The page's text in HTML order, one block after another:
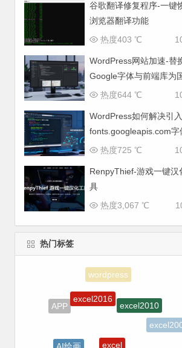
谷歌翻译修复程序-一键
浏览器翻译功能
热度403 ℃
WordPress网站加速-替
Google字体与前端库为
CDN镜像
热度644 ℃
WordPress如何解决引入
fonts.googleapis.com字
致网页响应缓慢问题
热度725 ℃
RenpyThief-游戏一键汉
具
热度3,067 ℃
热门标签
APP
excel2016
excel2010
AI绘画